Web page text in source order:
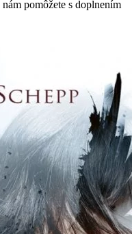
pomôžete s doplnením